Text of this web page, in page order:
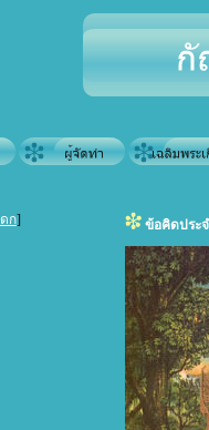
ก]
ข้อคิดปร